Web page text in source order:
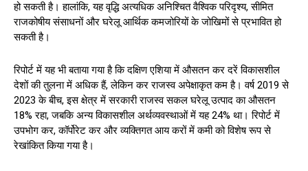
हो सकती है। हालांकि, यह वृद्धि अत्यधिक अनिश्चित वैश्विक परिदृश्य, सीमित
राजकोषीय संसाधनों और घरेलू आर्थिक कमजोरियों के जोखिमों से प्रभावित हो
सकती है।
रिपोर्ट में यह भी बताया गया है कि दक्षिण एशिया में औसतन कर दरें विकासशील
देशों की तुलना में अधिक हैं, लेकिन कर राजस्व अपेक्षाकृत कम है। वर्ष 2019 से
2023 के बीच, इस क्षेत्र में सरकारी राजस्व सकल घरेलू उत्पाद का औसतन
18% रहा, जबकि अन्य विकासशील अर्थव्यवस्थाओं में यह 24% था। रिपोर्ट में
उपभोग कर, कॉर्पोरेट कर और व्यक्तिगत आय करों में कमी को विशेष रूप से
रेखांकित किया गया है।